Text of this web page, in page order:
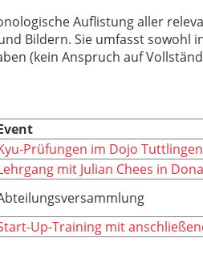
Auflistung aller
Bildern. Sie umfasst sowohl
(kein Anspruch auf
Prüfungen im Dojo Tuttlingen
mit Julian Chees in
Up-Training mit